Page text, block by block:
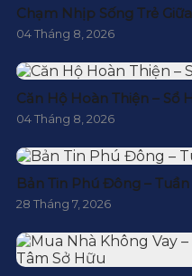
Chạm Nhịp Sống Trẻ
04 Tháng 8, 2026
Căn Hộ Hoàn Thiện – Sổ
04 Tháng 8, 2026
Bản Tin Phú Đông –
28 Tháng 7, 2026